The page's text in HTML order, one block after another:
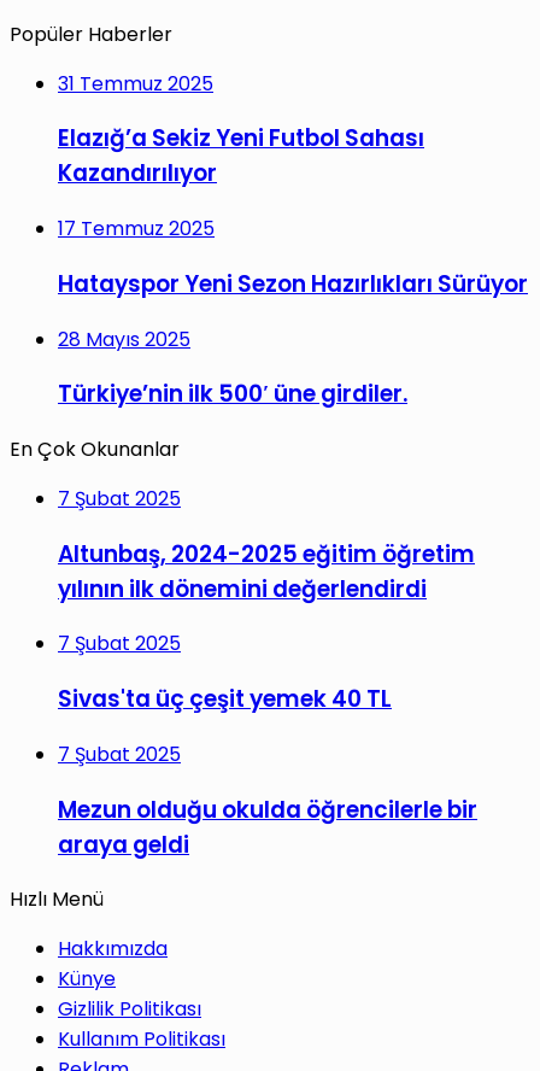
Popüler Haberler
31 Temmuz 2025
Elazığ’a Sekiz Yeni Futbol Sahası
Kazandırılıyor
17 Temmuz 2025
Hatayspor Yeni Sezon Hazırlıkları Sürüyor
28 Mayıs 2025
Türkiye’nin ilk 500′ üne girdiler.
En Çok Okunanlar
7 Şubat 2025
Altunbaş, 2024-2025 eğitim öğretim
yılının ilk dönemini değerlendirdi
7 Şubat 2025
Sivas'ta üç çeşit yemek 40 TL
7 Şubat 2025
Mezun olduğu okulda öğrencilerle bir
araya geldi
Hızlı Menü
Hakkımızda
Künye
Gizlilik Politikası
Kullanım Politikası